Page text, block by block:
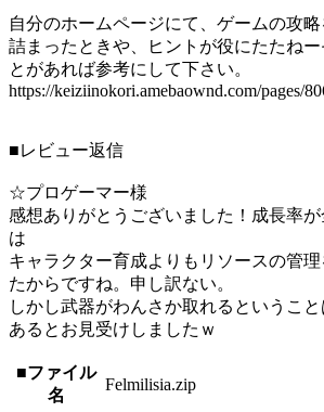
自分のホームページにて、ゲームの攻略
詰まったときや、ヒントが役にたたね
とがあれば参考にして下さい。
https://keiziinokori.amebaownd.com/pages/
■レビュー返信
☆プロゲーマー様
感想ありがとうございました！成長率
は
キャラクター育成よりもリソースの管
たからですね。申し訳ない。
しかし武器がわんさか取れるというこ
あるとお見受けしましたｗ
■ファイル
名
Felmilisia.zip